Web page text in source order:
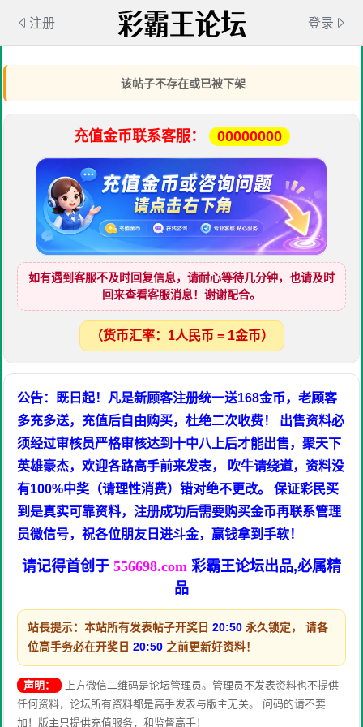
注册 登录
该帖子不存在或已被下架
充值金币联系客服： 00000000
如有遇到客服不及时回复信息，请耐心等待几分钟，也请及时
回来查看客服消息！谢谢配合。
（货币汇率：1人民币 = 1金币）
公告：既日起！凡是新顾客注册统一送168金币，老顾客
多充多送，充值后自由购买，杜绝二次收费！ 出售资料必
须经过审核员严格审核达到十中八上后才能出售，聚天下
英雄豪杰，欢迎各路高手前来发表， 吹牛请绕道，资料没
有100%中奖（请理性消费）错对绝不更改。 保证彩民买
到是真实可靠资料，注册成功后需要购买金币再联系管理
员微信号，祝各位朋友日进斗金，赢钱拿到手软！
请记得首创于 556698.com 彩霸王论坛出品,必属精
品
站長提示：本站所有发表帖子开奖日 20:50 永久锁定， 请各
位高手务必在开奖日 20:50 之前更新好资料！
声明：
上方微信二维码是论坛管理员。管理员不发表资料也不提供
任何资料，论坛所有资料都是高手发表与版主无关。 问码的请不要
加！版主只提供充值服务，和监督高手！